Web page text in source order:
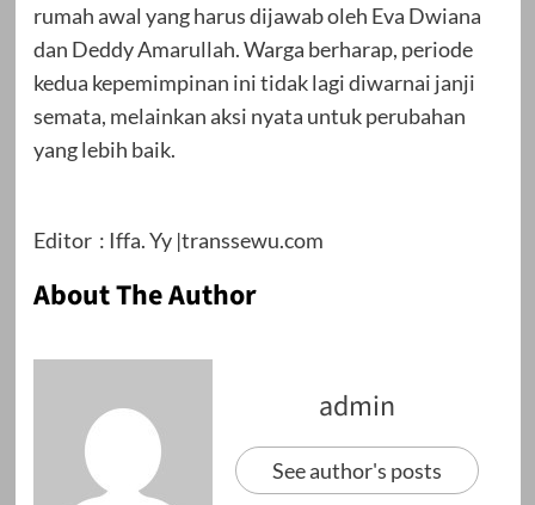
rumah awal yang harus dijawab oleh Eva Dwiana
dan Deddy Amarullah. Warga berharap, periode
kedua kepemimpinan ini tidak lagi diwarnai janji
semata, melainkan aksi nyata untuk perubahan
yang lebih baik.
Editor : Iffa. Yy |transsewu.com
About The Author
admin
See author's posts